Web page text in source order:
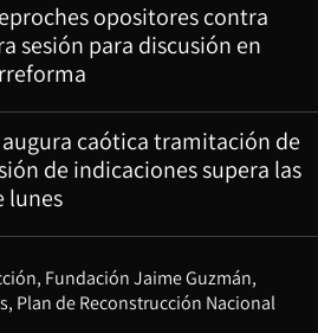
opositores contra
sesión para discusión en
caótica tramitación de
de indicaciones supera las
lunes
Fundación Jaime Guzmán
Plan de Reconstrucción Nacional